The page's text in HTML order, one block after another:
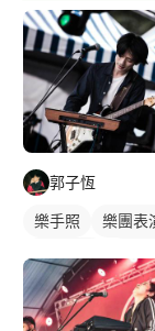
郭子恆
樂手照
樂團表
歌唱表演